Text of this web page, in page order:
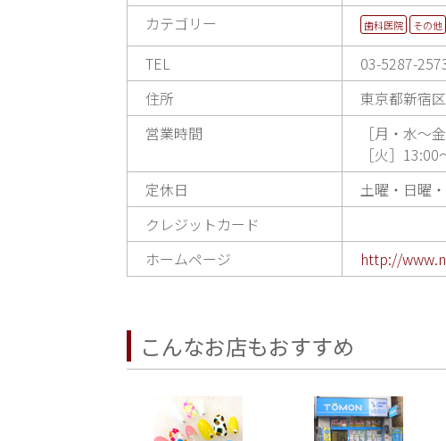
カテゴリー
歯科医院 その他
TEL
03-5287-
住所
東京都新宿
営業時間
［月・水〜
［火］
定休日
土曜・日曜
クレジットカード
ホームページ
http://
こんなお店もおすすめ